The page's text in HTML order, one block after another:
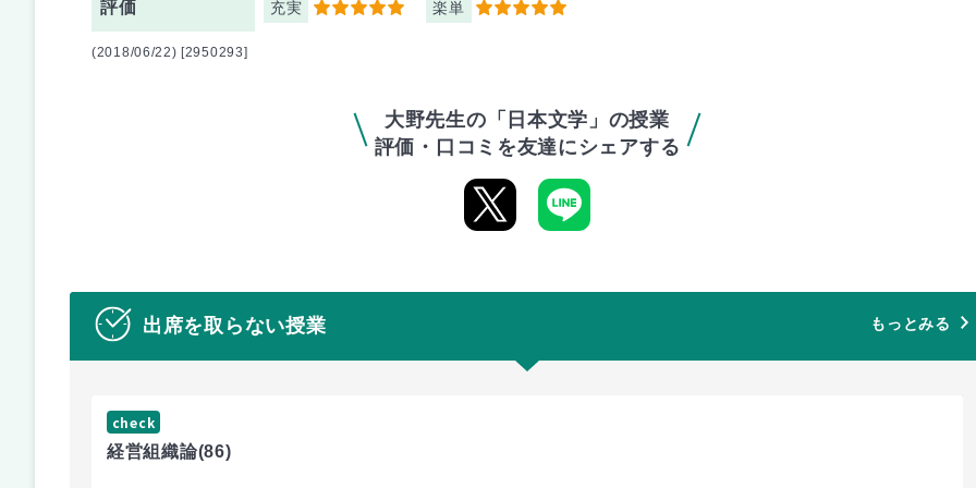
評価 充実 5 楽単 5
(2018/06/22) [2950293]
大野先生の「日本文学」の授業
評価・口コミを友達にシェアする
出席を取らない授業 もっとみる
check
経営組織論(86)